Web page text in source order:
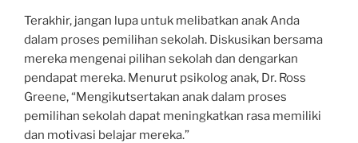
Terakhir, jangan lupa untuk melibatkan anak Anda
dalam proses pemilihan sekolah. Diskusikan bersama
mereka mengenai pilihan sekolah dan dengarkan
pendapat mereka. Menurut psikolog anak, Dr. Ross
Greene, “Mengikutsertakan anak dalam proses
pemilihan sekolah dapat meningkatkan rasa memiliki
dan motivasi belajar mereka.”